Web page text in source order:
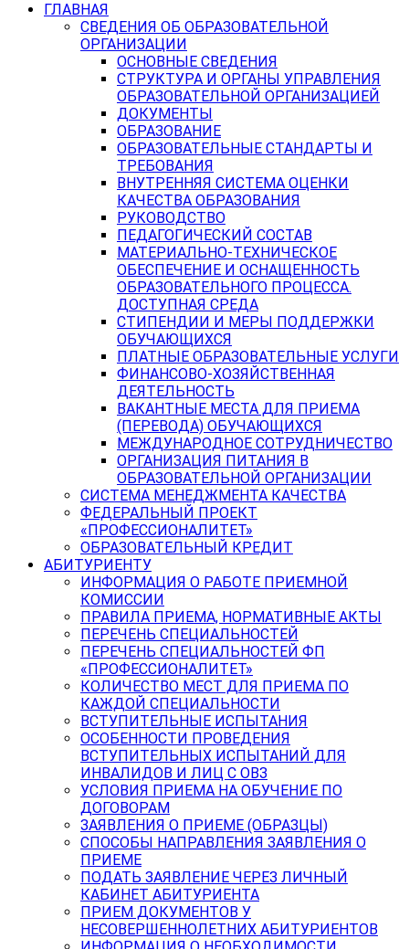
ГЛАВНАЯ
СВЕДЕНИЯ ОБ ОБРАЗОВАТЕЛЬНОЙ
ОРГАНИЗАЦИИ
ОСНОВНЫЕ СВЕДЕНИЯ
СТРУКТУРА И ОРГАНЫ УПРАВЛЕНИЯ
ОБРАЗОВАТЕЛЬНОЙ ОРГАНИЗАЦИЕЙ
ДОКУМЕНТЫ
ОБРАЗОВАНИЕ
ОБРАЗОВАТЕЛЬНЫЕ СТАНДАРТЫ И
ТРЕБОВАНИЯ
ВНУТРЕННЯЯ СИСТЕМА ОЦЕНКИ
КАЧЕСТВА ОБРАЗОВАНИЯ
РУКОВОДСТВО
ПЕДАГОГИЧЕСКИЙ СОСТАВ
МАТЕРИАЛЬНО-ТЕХНИЧЕСКОЕ
ОБЕСПЕЧЕНИЕ И ОСНАЩЕННОСТЬ
ОБРАЗОВАТЕЛЬНОГО ПРОЦЕССА.
ДОСТУПНАЯ СРЕДА
СТИПЕНДИИ И МЕРЫ ПОДДЕРЖКИ
ОБУЧАЮЩИХСЯ
ПЛАТНЫЕ ОБРАЗОВАТЕЛЬНЫЕ УСЛУГИ
ФИНАНСОВО-ХОЗЯЙСТВЕННАЯ
ДЕЯТЕЛЬНОСТЬ
ВАКАНТНЫЕ МЕСТА ДЛЯ ПРИЕМА
(ПЕРЕВОДА) ОБУЧАЮЩИХСЯ
МЕЖДУНАРОДНОЕ СОТРУДНИЧЕСТВО
ОРГАНИЗАЦИЯ ПИТАНИЯ В
ОБРАЗОВАТЕЛЬНОЙ ОРГАНИЗАЦИИ
СИСТЕМА МЕНЕДЖМЕНТА КАЧЕСТВА
ФЕДЕРАЛЬНЫЙ ПРОЕКТ
«ПРОФЕССИОНАЛИТЕТ»
ОБРАЗОВАТЕЛЬНЫЙ КРЕДИТ
АБИТУРИЕНТУ
ИНФОРМАЦИЯ О РАБОТЕ ПРИЕМНОЙ
КОМИССИИ
ПРАВИЛА ПРИЕМА, НОРМАТИВНЫЕ АКТЫ
ПЕРЕЧЕНЬ СПЕЦИАЛЬНОСТЕЙ
ПЕРЕЧЕНЬ СПЕЦИАЛЬНОСТЕЙ ФП
«ПРОФЕССИОНАЛИТЕТ»
КОЛИЧЕСТВО МЕСТ ДЛЯ ПРИЕМА ПО
КАЖДОЙ СПЕЦИАЛЬНОСТИ
ВСТУПИТЕЛЬНЫЕ ИСПЫТАНИЯ
ОСОБЕННОСТИ ПРОВЕДЕНИЯ
ВСТУПИТЕЛЬНЫХ ИСПЫТАНИЙ ДЛЯ
ИНВАЛИДОВ И ЛИЦ С ОВЗ
УСЛОВИЯ ПРИЕМА НА ОБУЧЕНИЕ ПО
ДОГОВОРАМ
ЗАЯВЛЕНИЯ О ПРИЕМЕ (ОБРАЗЦЫ)
СПОСОБЫ НАПРАВЛЕНИЯ ЗАЯВЛЕНИЯ О
ПРИЕМЕ
ПОДАТЬ ЗАЯВЛЕНИЕ ЧЕРЕЗ ЛИЧНЫЙ
КАБИНЕТ АБИТУРИЕНТА
ПРИЕМ ДОКУМЕНТОВ У
НЕСОВЕРШЕННОЛЕТНИХ АБИТУРИЕНТОВ